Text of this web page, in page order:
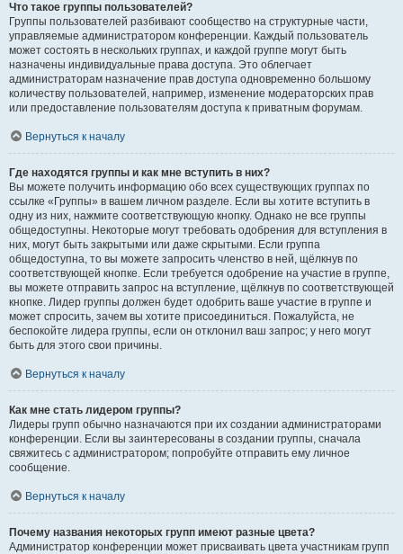
Что такое группы пользователей?
Группы пользователей разбивают сообщество на структурные части,
управляемые администратором конференции. Каждый пользователь
может состоять в нескольких группах, и каждой группе могут быть
назначены индивидуальные права доступа. Это облегчает
администраторам назначение прав доступа одновременно большому
количеству пользователей, например, изменение модераторских прав
или предоставление пользователям доступа к приватным форумам.
Вернуться к началу
Где находятся группы и как мне вступить в них?
Вы можете получить информацию обо всех существующих группах по
ссылке «Группы» в вашем личном разделе. Если вы хотите вступить в
одну из них, нажмите соответствующую кнопку. Однако не все группы
общедоступны. Некоторые могут требовать одобрения для вступления в
них, могут быть закрытыми или даже скрытыми. Если группа
общедоступна, то вы можете запросить членство в ней, щёлкнув по
соответствующей кнопке. Если требуется одобрение на участие в группе,
вы можете отправить запрос на вступление, щёлкнув по соответствующей
кнопке. Лидер группы должен будет одобрить ваше участие в группе и
может спросить, зачем вы хотите присоединиться. Пожалуйста, не
беспокойте лидера группы, если он отклонил ваш запрос; у него могут
быть для этого свои причины.
Вернуться к началу
Как мне стать лидером группы?
Лидеры групп обычно назначаются при их создании администраторами
конференции. Если вы заинтересованы в создании группы, сначала
свяжитесь с администратором; попробуйте отправить ему личное
сообщение.
Вернуться к началу
Почему названия некоторых групп имеют разные цвета?
Администратор конференции может присваивать цвета участникам групп